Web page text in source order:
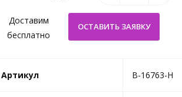
Доставим
бесплатно
Артикул B-16763-H